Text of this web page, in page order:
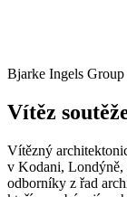
Bjarke Ingels Group
Vítěz
Vítězný
v Kodani, Londýně,
odborníky z řad